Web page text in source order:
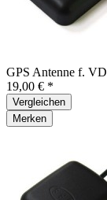
GPS Antenne f.
19,00 € *
Vergleichen
Merken